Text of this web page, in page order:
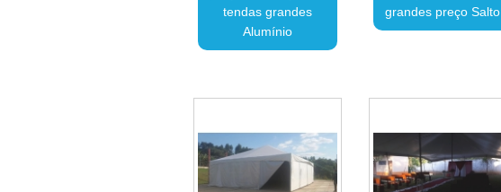
tendas grandes
Alumínio
grandes preço Salto